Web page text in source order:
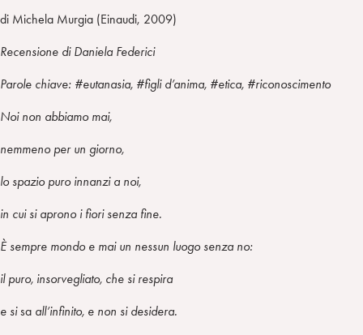
di Michela Murgia (Einaudi, 2009)
Recensione di Daniela Federici
Parole chiave: #eutanasia, #figli d’anima, #etica, #riconoscimento
Noi non abbiamo mai,
nemmeno per un giorno,
lo spazio puro innanzi a noi,
in cui si aprono i fiori senza fine.
È sempre mondo e mai un nessun luogo senza no:
il puro, insorvegliato, che si respira
e sisa all’infinito, e non si desidera.